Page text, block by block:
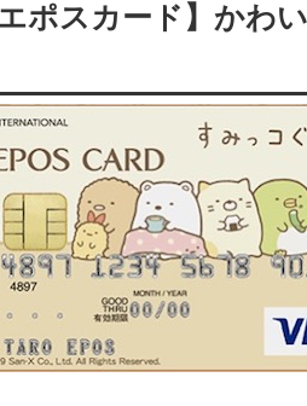
ポスカード】かわ